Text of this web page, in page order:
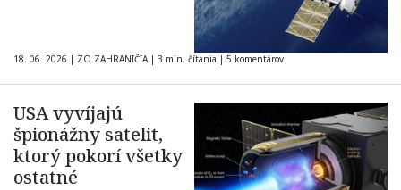
18. 06. 2026 | ZO ZAHRANIČIA | 3 min. čítania | 5 komentárov
USA vyvíjajú
špionážny satelit,
ktorý pokorí všetky
ostatné